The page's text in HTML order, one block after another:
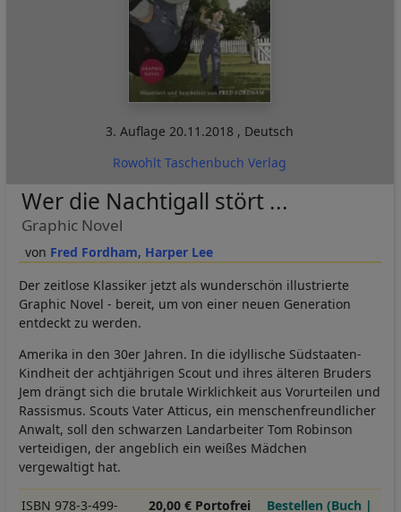
3. Auflage20.11.2018 , Deutsch
Rowohlt Taschenbuch Verlag
Fred Fordham Harper Lee
Wer die Nachtigall stört ...
Graphic Novel
Der zeitlose Klassiker jetzt als wunderschön illustrierte
Graphic Novel - bereit, um von einer neuen Generation
entdeckt zu werden.
Amerika in den 30er Jahren. In die idyllische Südstaaten-
Kindheit der achtjährigen Scout und ihres älteren Bruders
Jem drängt sich die brutale Wirklichkeit aus Vorurteilen und
Rassismus. Scouts Vater Atticus, ein menschenfreundlicher
Anwalt, soll den schwarzen Landarbeiter Tom Robinson
verteidigen, der angeblich ein weißes Mädchen
vergewaltigt hat.
ISBN 978-3-499-
20,00 € Portofrei
Bestellen (Buch |